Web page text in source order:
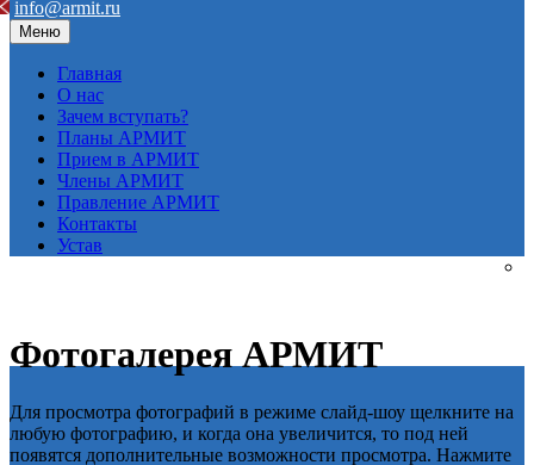
info@armit.ru
Меню
Главная
О нас
Зачем вступать?
Планы АРМИТ
Прием в АРМИТ
Члены АРМИТ
Правление АРМИТ
Контакты
Устав
Фотогалерея АРМИТ
Для просмотра фотографий в режиме слайд-шоу щелкните на
любую фотографию, и когда она увеличится, то под ней
появятся дополнительные возможности просмотра. Нажмите